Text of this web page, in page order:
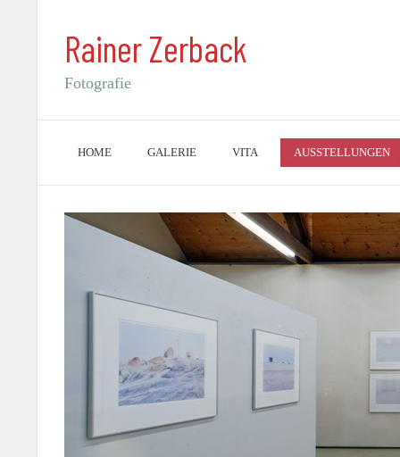
Rainer Zerback
Fotografie
HOME GALERIE VITA AUSSTELLUNGEN